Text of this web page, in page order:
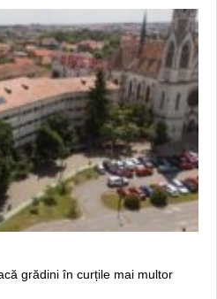
grădini în curțile mai multor